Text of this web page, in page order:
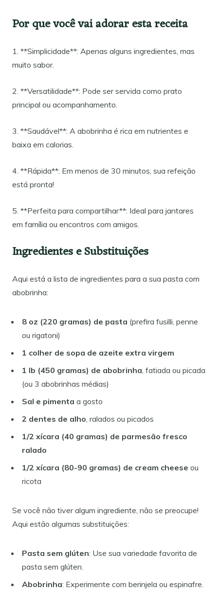
Por que você vai adorar esta receita
1. **Simplicidade**: Apenas alguns ingredientes, mas
muito sabor.
2. **Versatilidade**: Pode ser servida como prato
principal ou acompanhamento.
3. **Saudável**: A abobrinha é rica em nutrientes e
baixa em calorias.
4. **Rápida**: Em menos de 30 minutos, sua refeição
está pronta!
5. **Perfeita para compartilhar**: Ideal para jantares
em família ou encontros com amigos.
Ingredientes e Substituições
Aqui está a lista de ingredientes para a sua pasta com
abobrinha:
8 oz (220 gramas) de pasta (prefira fusilli, penne
ou rigatoni)
1 colher de sopa de azeite extra virgem
1 lb (450 gramas) de abobrinha, fatiada ou picada
(ou 3 abobrinhas médias)
Sal e pimenta a gosto
2 dentes de alho, ralados ou picados
1/2 xícara (40 gramas) de parmesão fresco
ralado
1/2 xícara (80-90 gramas) de cream cheese ou
ricota
Se você não tiver algum ingrediente, não se preocupe!
Aqui estão algumas substituições:
Pasta sem glúten: Use sua variedade favorita de
pasta sem glúten.
Abobrinha: Experimente com berinjela ou espinafre.